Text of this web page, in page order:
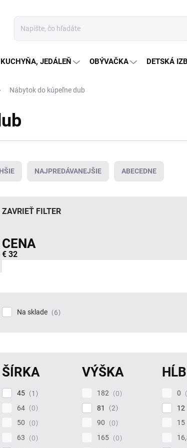
KUCHYŇA, JEDÁLEŇ OBÝVAČKA DETSKÁ
Nábytok do kúpeľne dub
NAJPREDÁVANEJŠIE ABECEDNE
ZAVRIEŤ FILTER
CENA
€ 32
Na sklade 6
ŠÍRKA
45
1
64
0
50
0
63
0
VÝŠKA
182
0
81
2
90
0
165
0
0
12
15